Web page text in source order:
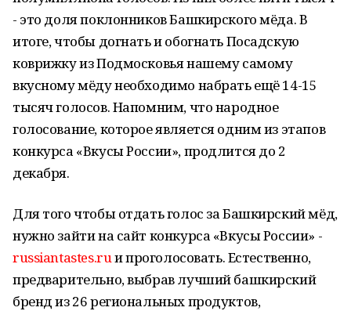
- это доля поклонников Башкирского мёда. В
итоге, чтобы догнать и обогнать Посадскую
коврижку из Подмосковья нашему самому
вкусному мёду необходимо набрать ещё 14-15
тысяч голосов. Напомним, что народное
голосование, которое является одним из этапов
конкурса «Вкусы России», продлится до 2
декабря.
Для того чтобы отдать голос за Башкирский мёд,
нужно зайти на сайт конкурса «Вкусы России» -
russiantastes.ruи проголосовать. Естественно,
предварительно, выбрав лучший башкирский
бренд из 26 региональных продуктов,